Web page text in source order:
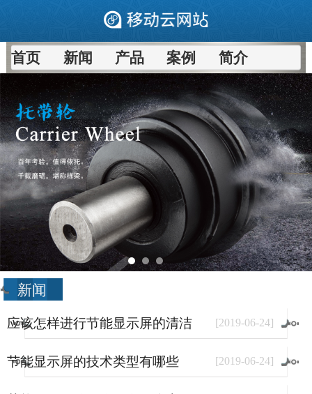
首页 新闻 产品 案例 简介
新闻
应该怎样进行节能显示屏的清洁
和保养
[2019-06-24]
节能显示屏的技术类型有哪些 [2019-06-24]